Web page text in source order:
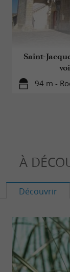
Saint-
94 m -
À
Découvrir